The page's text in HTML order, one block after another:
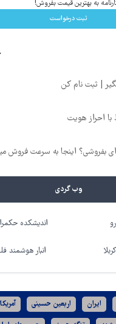
ثبت درخواست
وب گردی
اندیشکده
انبار هوشمند
ایران اربعین حسینی آمریکا